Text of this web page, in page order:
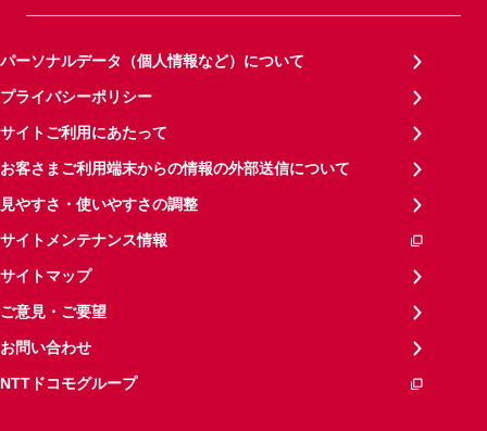
パーソナルデータ（個人情報など）について
プライバシーポリシー
サイトご利用にあたって
お客さまご利用端末からの情報の外部送信について
見やすさ・使いやすさの調整
サイトメンテナンス情報
サイトマップ
ご意見・ご要望
お問い合わせ
NTTドコモグループ